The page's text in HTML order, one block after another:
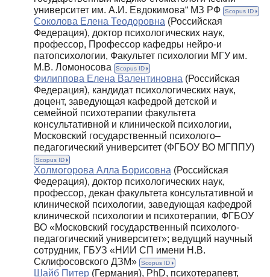
университет им. А.И. Евдокимова“ МЗ РФ
Scopus ID
Соколова Елена Теодоровна (Российская
Федерация), доктор психологических наук,
профессор, Профессор кафедры нейро-и
патопсихологии, Факультет психологии МГУ им.
М.В. Ломоносова
Scopus ID
Филиппова Елена Валентиновна (Российская
Федерация), кандидат психологических наук,
доцент, заведующая кафедрой детской и
семейной психотерапии факультета
консультативной и клинической психологии,
Московский государственный психолого–
педагогический университет (ФГБОУ ВО МГППУ)
Scopus ID
Холмогорова Алла Борисовна (Российская
Федерация), доктор психологических наук,
профессор, декан факультета консультативной и
клинической психологии, заведующая кафедрой
клинической психологии и психотерапии, ФГБОУ
ВО «Московский государственный психолого-
педагогический университет»; ведущий научный
сотрудник, ГБУЗ «НИИ СП имени Н.В.
Склифосовского ДЗМ»
Scopus ID
Шайб Питер (Германия), PhD, психотерапевт,